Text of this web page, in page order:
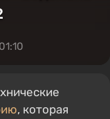
, которая